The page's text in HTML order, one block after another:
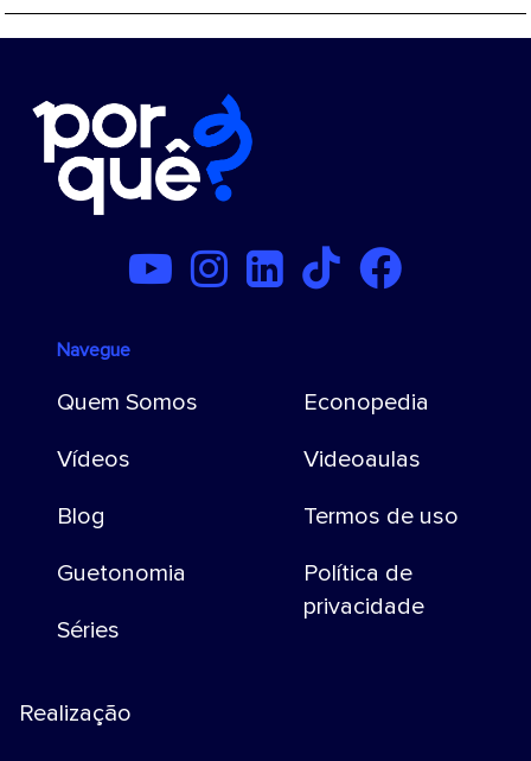
Navegue
Quem Somos
Vídeos
Blog
Guetonomia
Séries
Econopedia
Videoaulas
Termos de uso
Política de
privacidade
Realização